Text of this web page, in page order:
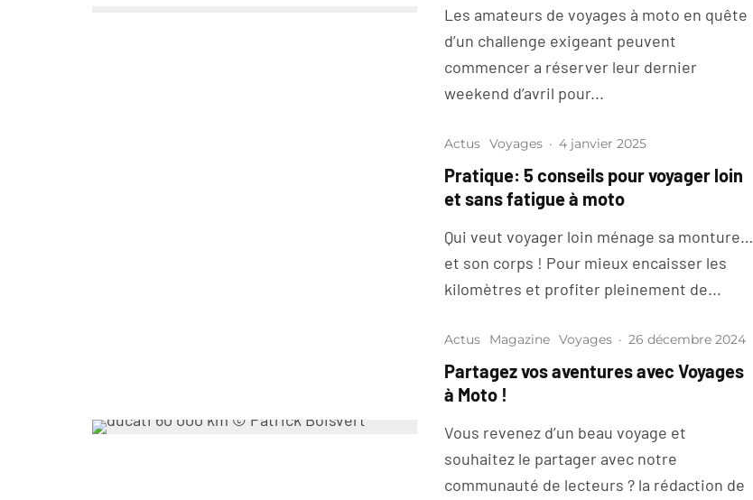
Les amateurs de voyages à moto en quête
d’un challenge exigeant peuvent
commencer a réserver leur dernier
weekend d’avril pour...
Actus Voyages · 4 janvier 2025
Pratique: 5 conseils pour voyager loin
et sans fatigue à moto
Qui veut voyager loin ménage sa monture…
et son corps ! Pour mieux encaisser les
kilomètres et profiter pleinement de...
Actus Magazine Voyages · 26 décembre 2024
Partagez vos aventures avec Voyages
à Moto !
Vous revenez d’un beau voyage et
souhaitez le partager avec notre
communauté de lecteurs ? la rédaction de